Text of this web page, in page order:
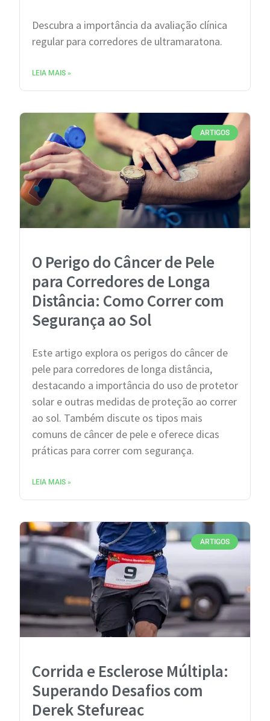
Descubra a importância da avaliação clínica
regular para corredores de ultramaratona.
LEIA MAIS »
ARTIGOS
O Perigo do Câncer de Pele
para Corredores de Longa
Distância: Como Correr com
Segurança ao Sol
Este artigo explora os perigos do câncer de
pele para corredores de longa distância,
destacando a importância do uso de protetor
solar e outras medidas de proteção ao correr
ao sol. Também discute os tipos mais
comuns de câncer de pele e oferece dicas
práticas para correr com segurança.
LEIA MAIS »
ARTIGOS
Corrida e Esclerose Múltipla:
Superando Desafios com
Derek Stefureac